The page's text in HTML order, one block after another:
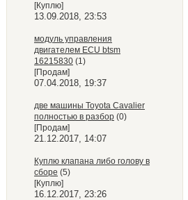
[Куплю]
13.09.2018, 23:53
модуль управления
двигателем ECU btsm
16215830 (1)
[Продам]
07.04.2018, 19:37
две машины Toyota Cavalier
полностью в разбор (0)
[Продам]
21.12.2017, 14:07
Куплю клапана либо голову в
сборе (5)
[Куплю]
16.12.2017, 23:26